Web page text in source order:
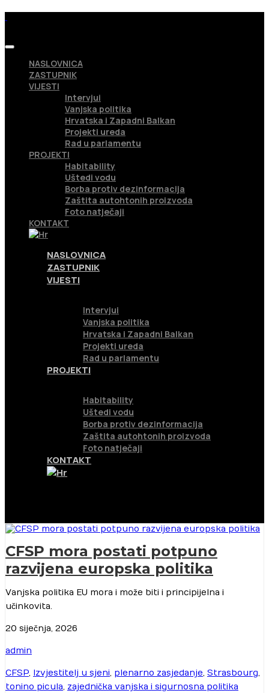
NASLOVNICA
ZASTUPNIK
VIJESTI
Intervjui
Vanjska politika
Hrvatska i Zapadni Balkan
Projekti ureda
Rad u parlamentu
PROJEKTI
Habitability
Uštedi vodu
Borba protiv dezinformacija
Zaštita autohtonih proizvoda
Foto natječaji
KONTAKT
NASLOVNICA
ZASTUPNIK
VIJESTI
Intervjui
Vanjska politika
Hrvatska i Zapadni Balkan
Projekti ureda
Rad u parlamentu
PROJEKTI
Habitability
Uštedi vodu
Borba protiv dezinformacija
Zaštita autohtonih proizvoda
Foto natječaji
KONTAKT
CFSP mora postati potpuno
razvijena europska politika
Vanjska politika EU mora i može biti i principijelna i
učinkovita.
20 siječnja, 2026
admin
CFSP, Izvjestitelj u sjeni, plenarno zasjedanje, Strasbourg,
tonino picula, zajednička vanjska i sigurnosna politika